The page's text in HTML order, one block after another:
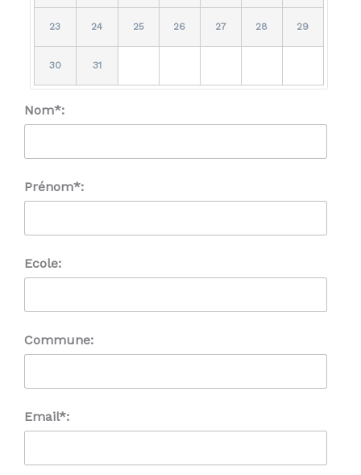
23 24 25 26 27 28 29
30 31
Nom*:
Prénom*:
Ecole:
Commune:
Email*: